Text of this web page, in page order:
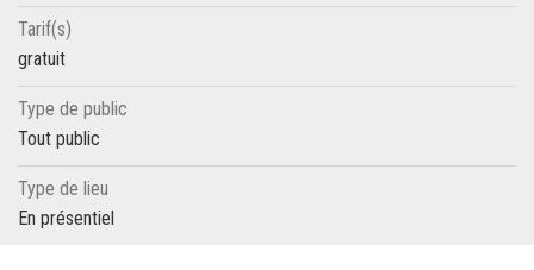
Tarif(s)
gratuit
Type de public
Tout public
Type de lieu
En présentiel